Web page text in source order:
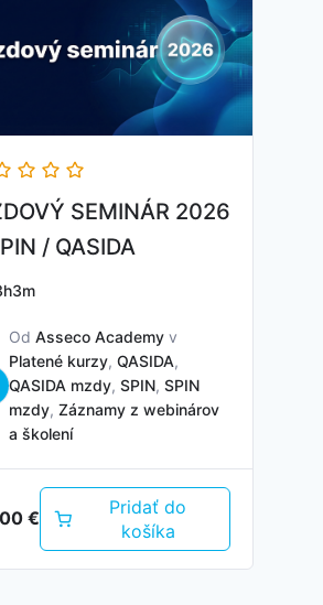
SEMINÁR 2026
/ QASIDA
Od Asseco Academyv
Platené kurzy, QASIDA,
QASIDA mzdy, SPIN, SPIN
mzdy, Záznamy z webinárov
a školení
€
Pridať do
košíka